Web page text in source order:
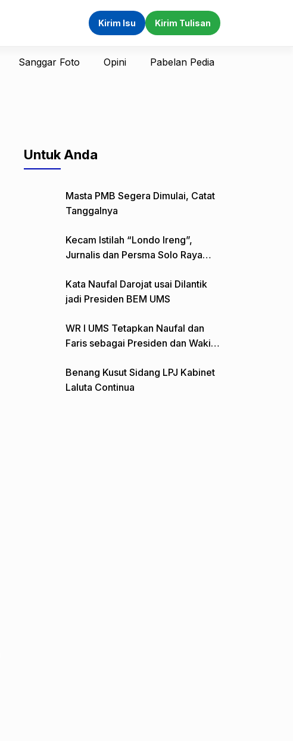
Kirim Isu Kirim Tulisan
Sanggar Foto Opini Pabelan Pedia
Untuk Anda
Masta PMB Segera Dimulai, Catat
Tanggalnya
Kecam Istilah “Londo Ireng”,
Jurnalis dan Persma Solo Raya
Kata Naufal Darojat usai Dilantik
jadi Presiden BEM UMS
WR I UMS Tetapkan Naufal dan
Faris sebagai Presiden dan Wakil
Benang Kusut Sidang LPJ Kabinet
Laluta Continua